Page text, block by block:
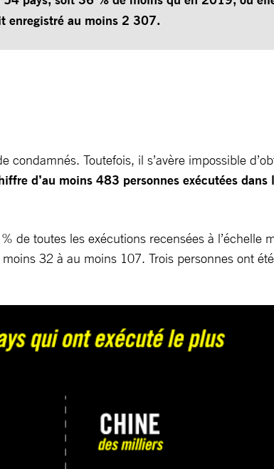
enregistré au moins 2 307.
Toutefois, il s’avère impossible
d’au moins 483 personnes exécutées
toutes les exécutions recensées à l’échelle
32 à au moins 107. Trois personnes ont